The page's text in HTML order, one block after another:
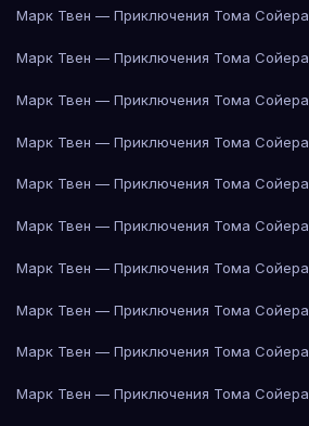
Марк Твен — Приключения Тома Сойера
Марк Твен — Приключения Тома Сойера
Марк Твен — Приключения Тома Сойера
Марк Твен — Приключения Тома Сойера
Марк Твен — Приключения Тома Сойера
Марк Твен — Приключения Тома Сойера
Марк Твен — Приключения Тома Сойера
Марк Твен — Приключения Тома Сойера
Марк Твен — Приключения Тома Сойера
Марк Твен — Приключения Тома Сойера